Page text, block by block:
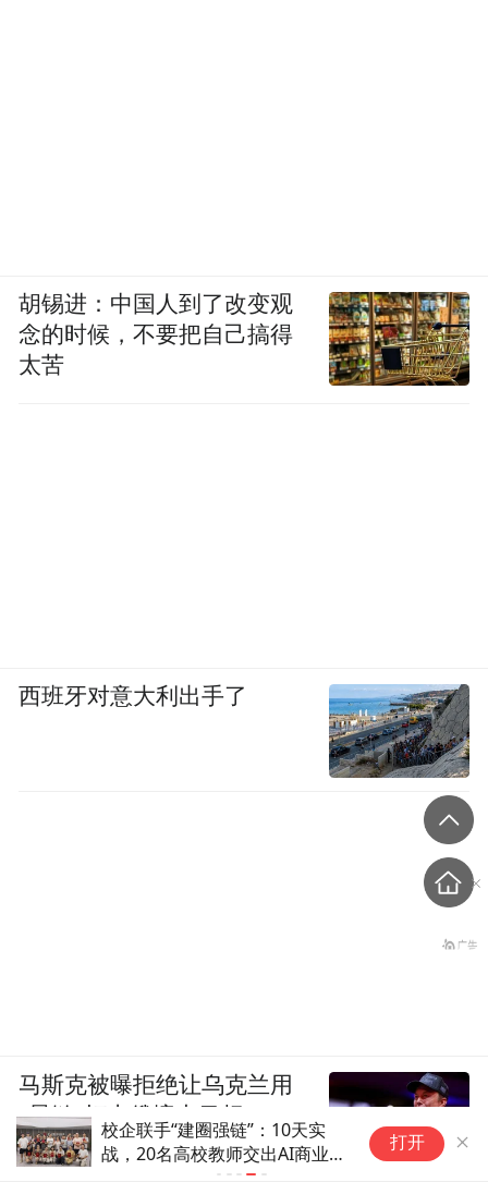
“建圈强链”：10天实
高校教师交出AI商业短
打开
胡锡进：中国人到了改变观
念的时候，不要把自己搞得
太苦
西班牙对意大利出手了
马斯克被曝拒绝让乌克兰用
“星链”打击俄境内目标